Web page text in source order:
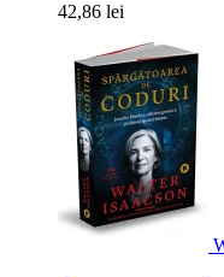
42,86 lei